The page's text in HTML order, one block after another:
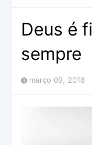
Deus é
sempre
março 09, 2018